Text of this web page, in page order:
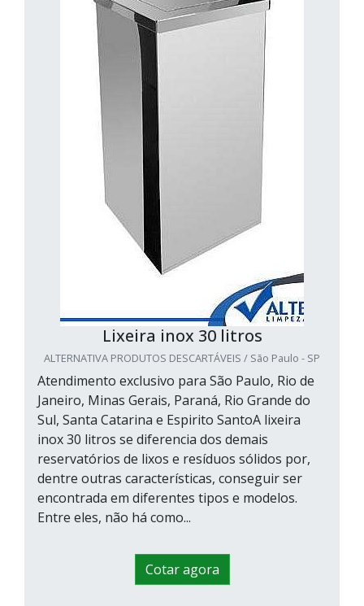
Lixeira inox 30 litros
ALTERNATIVA PRODUTOS DESCARTÁVEIS / São Paulo - SP
Atendimento exclusivo para São Paulo, Rio de
Janeiro, Minas Gerais, Paraná, Rio Grande do
Sul, Santa Catarina e Espirito SantoA lixeira
inox 30 litros se diferencia dos demais
reservatórios de lixos e resíduos sólidos por,
dentre outras características, conseguir ser
encontrada em diferentes tipos e modelos.
Entre eles, não há como...
Cotar agora